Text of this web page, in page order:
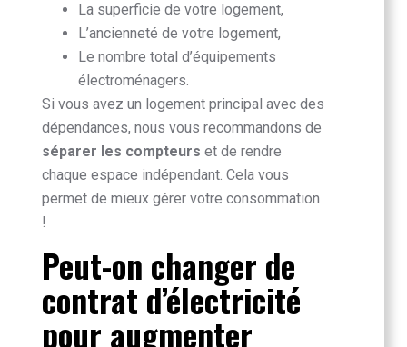
La superficie de votre logement,
L’ancienneté de votre logement,
Le nombre total d’équipements
électroménagers.
Si vous avez un logement principal avec des
dépendances, nous vous recommandons de
séparer les compteurs et de rendre
chaque espace indépendant. Cela vous
permet de mieux gérer votre consommation
!
Peut-on changer de
contrat d’électricité
pour augmenter